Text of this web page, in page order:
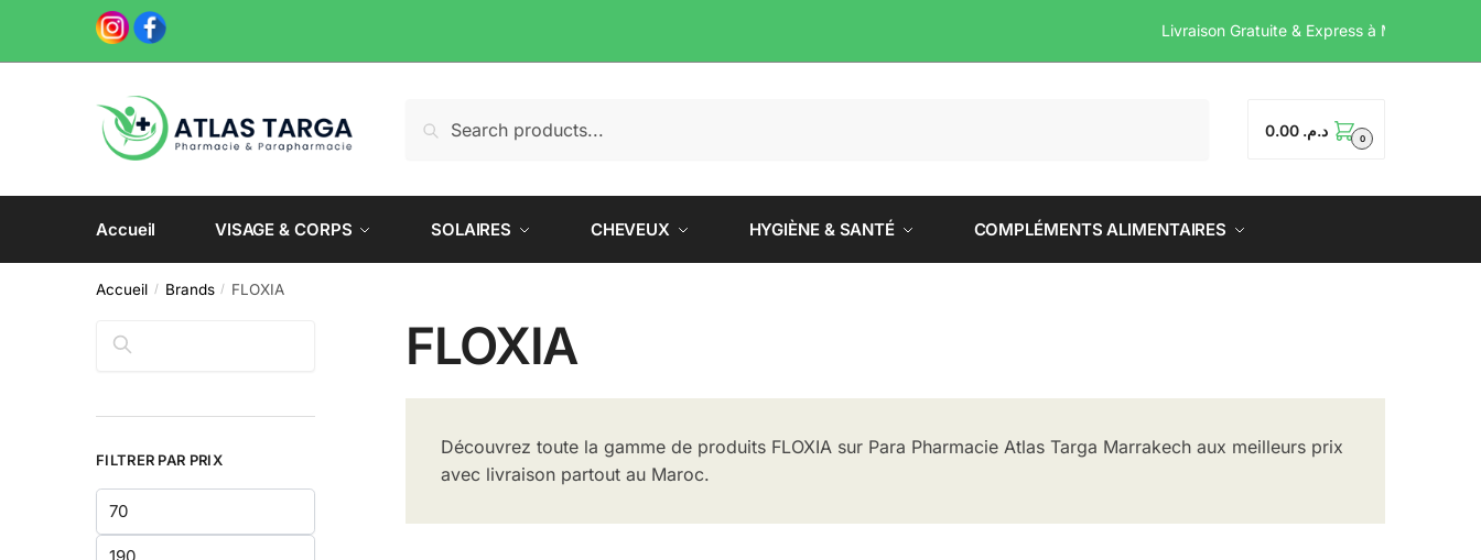
navigation
content
Livraison Gratuite &
pour :
د.م. 0.00 0
Accueil VISAGE & CORPS SOLAIRES CHEVEUX HYGIÈNE & SANTÉ COMPLÉMENTS ALIMENTAIRES
Accueil / Brands / FLOXIA
FLOXIA
Découvrez toute la gamme de produits FLOXIA sur Para Pharmacie Atlas Targa Marrakech aux meilleurs prix
avec livraison partout au Maroc.
Rechercher
FILTRER PAR PRIX
Prix
min
Prix